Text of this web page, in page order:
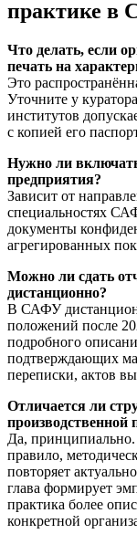
практике в
Что делать, если
печать на
Это
Уточните у
институтов
с копией его
Нужно ли
предприятия?
Зависит от
специальностях
документы
агрегированных
Можно ли сдать
дистанционно?
В САФУ
положений после
подробного
подтверждающих
переписки, актов
Отличается ли
производственной
Да,
правило,
повторяет
глава формирует
практика более
конкретной